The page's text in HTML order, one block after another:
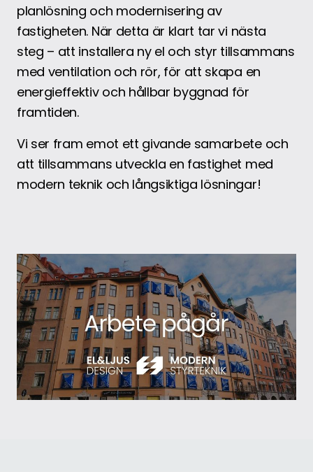
planlösning och modernisering av
fastigheten. När detta är klart tar vi nästa
steg – att installera ny el och styr tillsammans
med ventilation och rör, för att skapa en
energieffektiv och hållbar byggnad för
framtiden.
Vi ser fram emot ett givande samarbete och
att tillsammans utveckla en fastighet med
modern teknik och långsiktiga lösningar!